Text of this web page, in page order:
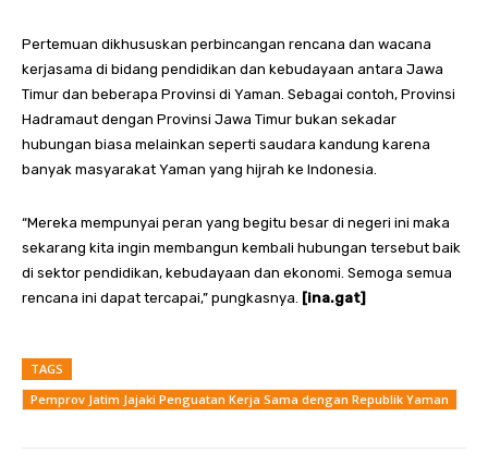
Pertemuan dikhususkan perbincangan rencana dan wacana
kerjasama di bidang pendidikan dan kebudayaan antara Jawa
Timur dan beberapa Provinsi di Yaman. Sebagai contoh, Provinsi
Hadramaut dengan Provinsi Jawa Timur bukan sekadar
hubungan biasa melainkan seperti saudara kandung karena
banyak masyarakat Yaman yang hijrah ke Indonesia.
“Mereka mempunyai peran yang begitu besar di negeri ini maka
sekarang kita ingin membangun kembali hubungan tersebut baik
di sektor pendidikan, kebudayaan dan ekonomi. Semoga semua
rencana ini dapat tercapai,” pungkasnya. [ina.gat]
TAGS
Pemprov Jatim Jajaki Penguatan Kerja Sama dengan Republik Yaman